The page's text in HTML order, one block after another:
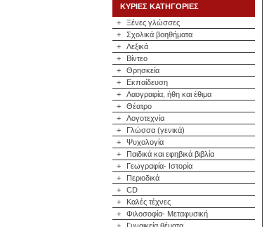
ΚΥΡΙΕΣ ΚΑΤΗΓΟΡΙΕΣ
+
Ξένες γλώσσες
+
Σχολικά βοηθήματα
+
Λεξικά
+
Βίντεο
+
Θρησκεία
+
Εκπαίδευση
+
Λαογραφία, ήθη και έθιμα
+
Θέατρο
+
Λογοτεχνία
+
Γλώσσα (γενικά)
+
Ψυχολογία
+
Παιδικά και εφηβικά βιβλία
+
Γεωγραφία- Ιστορία
+
Περιοδικά
+
CD
+
Καλές τέχνες
+
Φιλοσοφία- Μεταφυσική